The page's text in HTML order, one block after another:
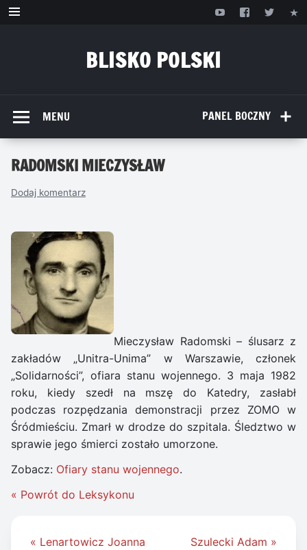
Przejdź
BLISKO POLSKI
PANEL BOCZNY
MENU
RADOMSKI MIECZYSŁAW
Dodaj komentarz
Mieczysław Radomski – ślusarz z
zakładów „Unitra-Unima” w Warszawie, członek
„Solidarności”, ofiara stanu wojennego. 3 maja 1982
roku, kiedy szedł na mszę do Katedry, zasłabł
podczas rozpędzania demonstracji przez ZOMO w
Śródmieściu. Zmarł w drodze do szpitala. Śledztwo w
sprawie jego śmierci zostało umorzone.
Zobacz: Ofiary stanu wojennego.
« Powrót do Leksykonu
Nawigacja
« Lenartowicz Joanna Szulecki Adam »